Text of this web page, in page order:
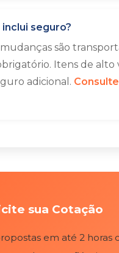
seguro?
mudanças são
Itens de alto
adicional. Consulte
sua Cotação
em até 2 horas